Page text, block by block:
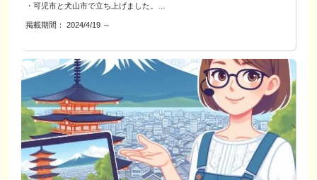
「申込ページへ」からのご連絡いただきましたら、日程調整等を行わせてい
お申込みの方へ、当日の場所をご連絡させていただきます。
◇お支払い：
事前にインターネット決済をお願いいたします。
（クレジットカード決済となりますので、難しい方はご相談ください）
◇注意事項
当日キャンセルの場合は、改めての日程調整を行います。
キャンセルによるご返金はできませんので、
ご希望の日程をお知らせください。
◇自己紹介
キャリアコンサルタント国家資格
・まだやりたいことがわからないけど、ヒントを探したい
・親子で将来や働き方について話し合うきっかけがほしい
“働くこと”を通して、自分らしい未来を考えてみませんか？
みなさんのご参加をお待ちしています。
ーーーーー
◇参加料金のご案内
・親子ペア（2名）：1,500円
・学生グループ（2～6名）：お一人あたり 500円
〔通常〕45分 4,500円のところ
★いぬやまでばんからのお申込みは
45分 1,500円（30分無料）
★当日延長の場合
15分ごとに／1,500円追加
※例：相談50分の場合、2,000円の相談料となります
※「質問する」ボタンよりご連絡いただき、ご希望の時間などご相談を承り
ます。対面・オンラインのどちらでもお話を伺います。
◇場所：
犬山市内（レンタルスペース・カフェ等）
・可児市と犬山市で立ち上げました。
・今後行政や教育機関（福祉協議会）との連携を図ります。
●対象者：（学校の授業が少しわかりにくいと感じる）幼少中高生
●対応科目：全教科（英数、受験勉強も対応可）
学び方・生き方相談も可
●日時・場所：個別に対応 面談の上決定
●費用：２時間/回 １５００円程度
※相談受付後、個別対応（１対１）の専任者が決定、指導します。
掲載期間： 2024/4/19 ～